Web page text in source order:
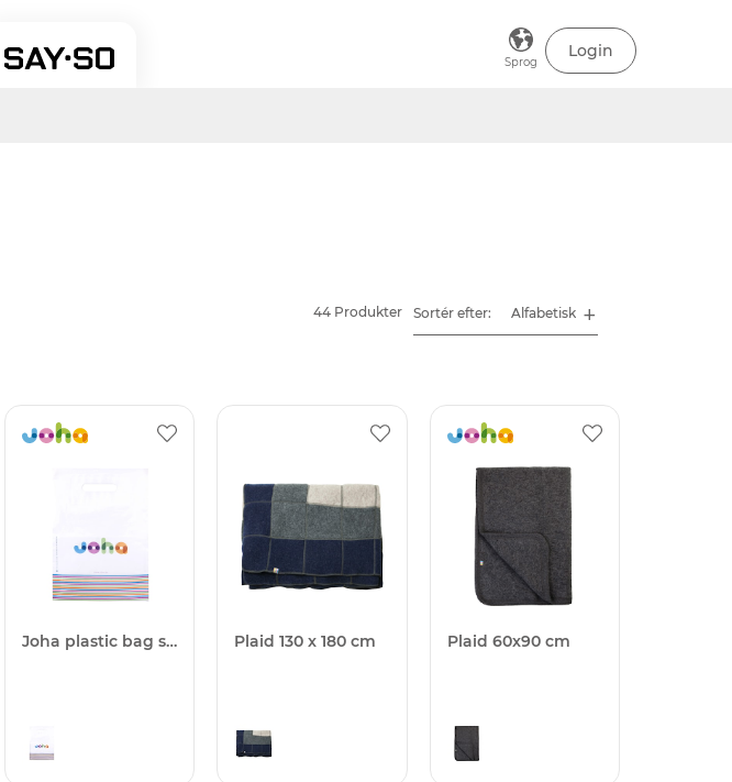
Sprog
Login
Sortér efter:
44 Produkter
Joha plastic bag small 1000pcs Plaid 130 x 180 cm Plaid 60x90 cm